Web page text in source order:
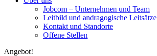
Jobcom – Unternehmen und Team
Leitbild und andragogische Leitsätze
Kontakt und Standorte
Offene Stellen
Angebot!